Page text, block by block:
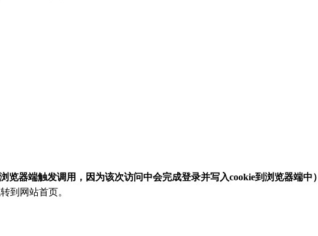
览器端触发调用，因为该次访问中会完成登录并写入cookie到浏览器端中）
到网站首页。